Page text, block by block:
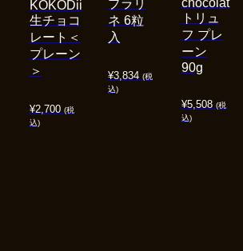
¥2,700 (税
込)
KOKODii
生チョコ
レート＜
プレーン
＞
¥3,834 (税
込)
プラリ
ネ 6粒
入
¥5,508 (税
込)
chocolat
トリュ
フ プレ
ーン
90g